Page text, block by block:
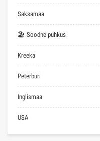
Saksamaa
🏖 Soodne puhkus
Kreeka
Peterburi
Inglismaa
USA